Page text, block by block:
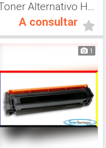
Toner Alternativo Hp CF502A, Impresora Láser
A consultar
1